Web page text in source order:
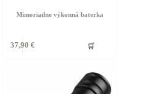
Mimoriadne výkonná baterka
37,90 € 🛒